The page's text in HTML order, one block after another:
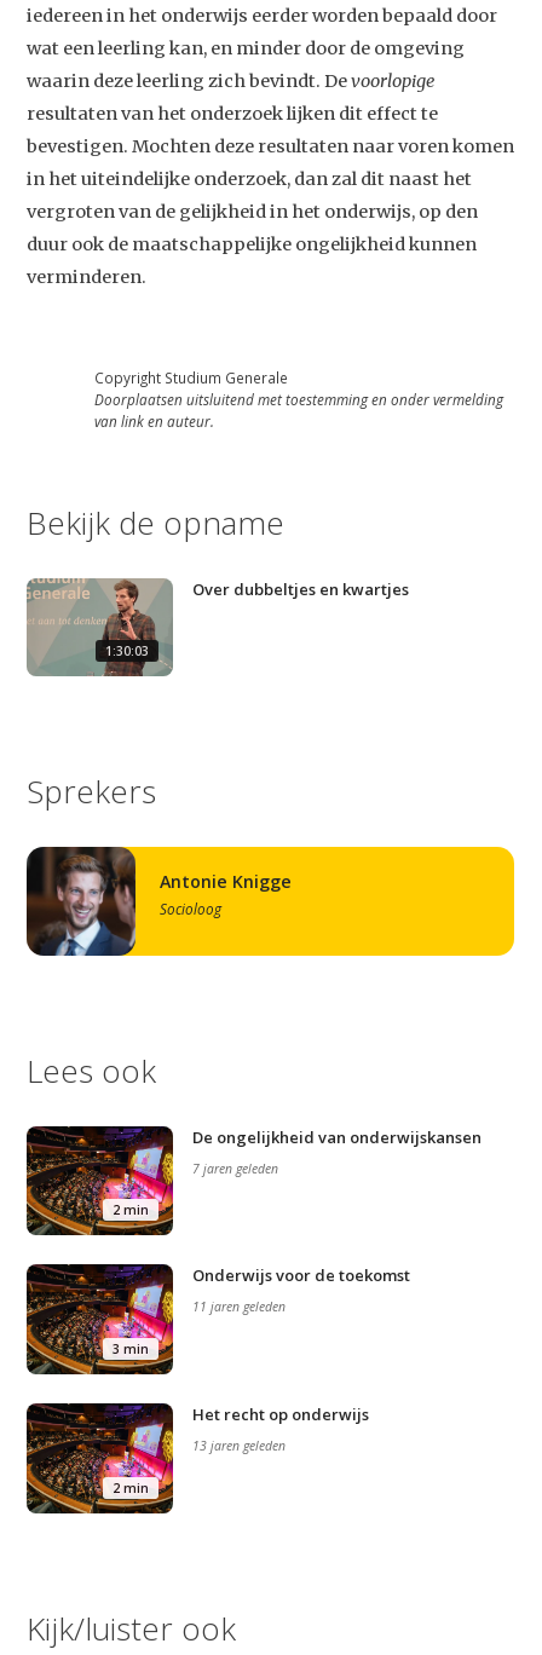
Home
Agenda
Podcast
Contact
iedereen in het onderwijs eerder worden bepaald door
wat een leerling kan, en minder door de omgeving
waarin deze leerling zich bevindt. Devoorlopige
resultaten van het onderzoek lijken dit effect te
bevestigen. Mochten deze resultaten naar voren komen
in het uiteindelijke onderzoek, dan zal dit naast het
vergroten van de gelijkheid in het onderwijs, op den
duur ook de maatschappelijke ongelijkheid kunnen
verminderen.
Copyright Studium Generale
Doorplaatsen uitsluitend met toestemming en onder vermelding
van link en auteur.
Bekijk de opname
1:30:03
Over dubbeltjes en kwartjes
Sprekers
Antonie Knigge
Socioloog
Lees ook
2 min
De ongelijkheid van onderwijskansen
7 jaren geleden
3 min
Onderwijs voor de toekomst
11 jaren geleden
2 min
Het recht op onderwijs
13 jaren geleden
Kijk/luister ook